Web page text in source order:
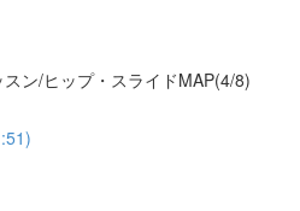
ン/ヒップ・スライドMAP(4/8)